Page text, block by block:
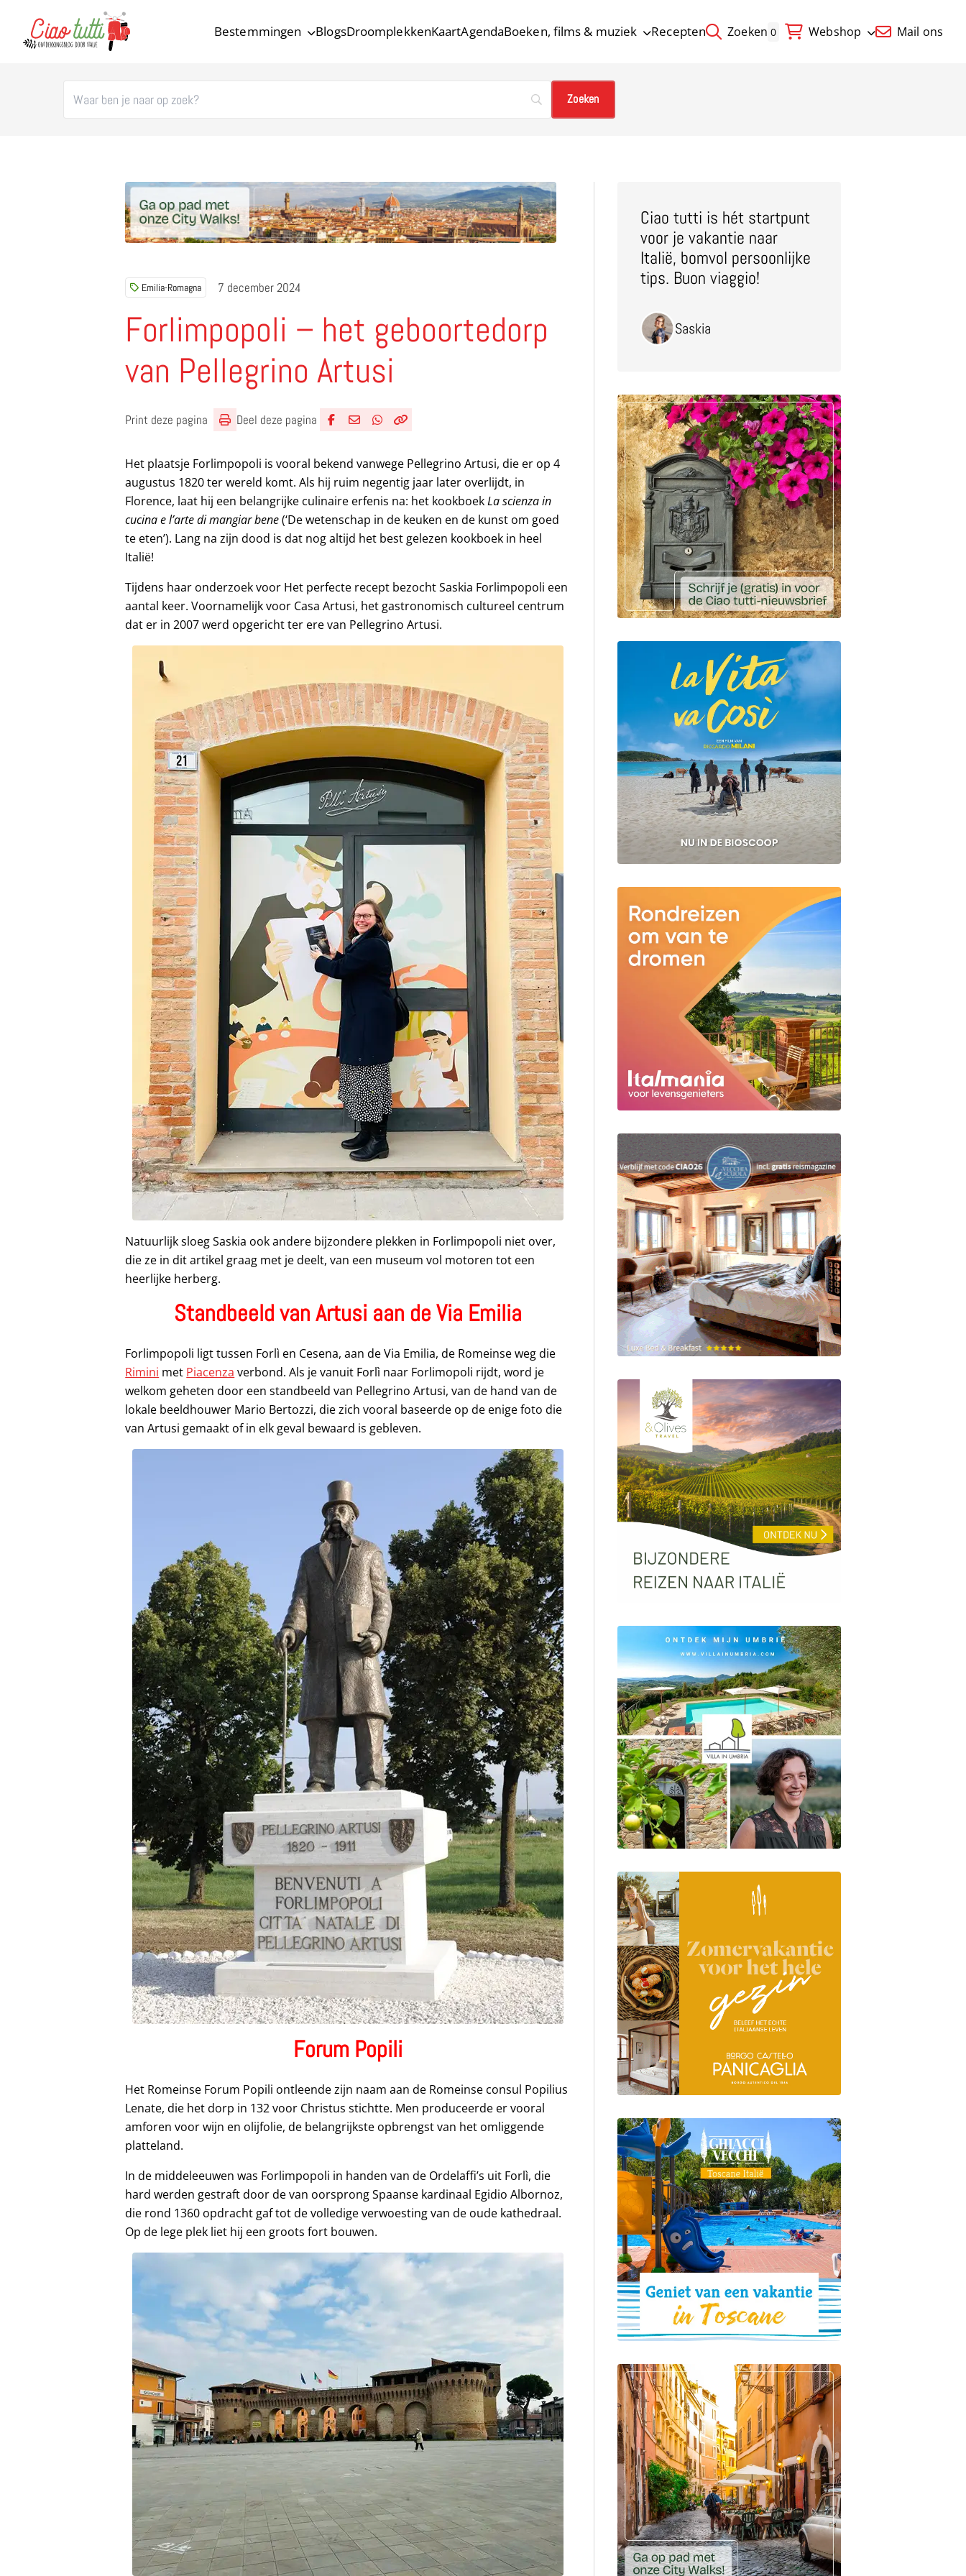
Bestemmingen BlogsDroomplekkenKaartAgendaBoeken, films & muziek Recepten Zoeken 0 Webshop Mail ons
Emilia-Romagna 7 december 2024
Forlimpopoli – het geboortedorp
van Pellegrino Artusi
Print deze pagina
Deel deze pagina
Het plaatsje Forlimpopoli is vooral bekend vanwege Pellegrino Artusi, die er op 4
augustus 1820 ter wereld komt. Als hij ruim negentig jaar later overlijdt, in
Florence, laat hij een belangrijke culinaire erfenis na: het kookboekLa scienza in
cucina e l’arte di mangiar bene(‘De wetenschap in de keuken en de kunst om goed
te eten’). Lang na zijn dood is dat nog altijd het best gelezen kookboek in heel
Italië!
Tijdens haar onderzoek voor Het perfecte recept bezocht Saskia Forlimpopoli een
aantal keer. Voornamelijk voor Casa Artusi, het gastronomisch cultureel centrum
dat er in 2007 werd opgericht ter ere van Pellegrino Artusi.
Natuurlijk sloeg Saskia ook andere bijzondere plekken in Forlimpopoli niet over,
die ze in dit artikel graag met je deelt, van een museum vol motoren tot een
heerlijke herberg.
Standbeeld van Artusi aan de Via Emilia
Forlimpopoli ligt tussen Forlì en Cesena, aan de Via Emilia, de Romeinse weg die
Rimini met Piacenza verbond. Als je vanuit Forlì naar Forlimopoli rijdt, word je
welkom geheten door een standbeeld van Pellegrino Artusi, van de hand van de
lokale beeldhouwer Mario Bertozzi, die zich vooral baseerde op de enige foto die
van Artusi gemaakt of in elk geval bewaard is gebleven.
Forum Popili
Het Romeinse Forum Popili ontleende zijn naam aan de Romeinse consul Popilius
Lenate, die het dorp in 132 voor Christus stichtte. Men produceerde er vooral
amforen voor wijn en olijfolie, de belangrijkste opbrengst van het omliggende
platteland.
In de middeleeuwen was Forlimpopoli in handen van de Ordelaffi’s uit Forlì, die
hard werden gestraft door de van oorsprong Spaanse kardinaal Egidio Albornoz,
die rond 1360 opdracht gaf tot de volledige verwoesting van de oude kathedraal.
Op de lege plek liet hij een groots fort bouwen.
Ciao tutti is hét startpunt
voor je vakantie naar
Italië, bomvol persoonlijke
tips. Buon viaggio!
Saskia